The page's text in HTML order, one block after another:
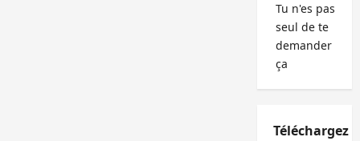
Tu n'es pas
seul de te
demander
ça
Téléchargez